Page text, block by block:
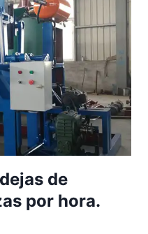
de
por hora.